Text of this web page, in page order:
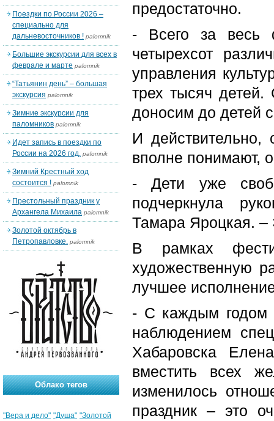
предостаточно.
- Всего за весь
четырехсот
управления
трех тысяч
доносим до детей
И
вполне понимают,
- Дети уже
подчеркнула
Тамара Яроцкая. –
В рамках
художественную
лучшее
- С каждым годом
наблюдением
Хабаровска
вместить всех
изменилось
праздник – это
Поездки по России 2026 –
специально для
дальневосточников ! palomnik
Большие экскурсии для всех в
феврале и марте palomnik
“Татьянин день” – большая
экскурсия palomnik
Зимние экскурсии для
паломников palomnik
Идет запись в поездки по
России на 2026 год. palomnik
Зимний Крестный ход
состоится ! palomnik
Престольный праздник у
Архангела Михаила palomnik
Золотой октябрь в
Петропавловке. palomnik
Облако тегов
"Вера и дело" "Душа" "Золотой